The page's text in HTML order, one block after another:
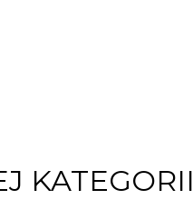
KATEGORII